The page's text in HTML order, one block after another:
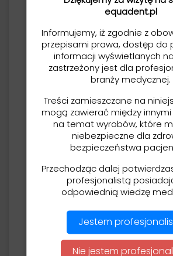
spowodowanego
Krzesło może być także
lub małe kółka - lecz
wskazane).
Możliwość
dopasowania
Krzesło posiada
najlepszej jakości
tapicerowane siedzisko,
plecy oraz zagłówek.
Istnieje wygodna
zagłówka oraz
pozwala na
Szeroki wachlarz
(kolorystyka według
Materiał z którego
Wyposażone w
wieszak na fartuch za
Czas oczekiwania od 2
equadent.pl
Informujemy, iż zgodnie z
przepisami prawa, dostęp do
informacji wyświetlanych
zastrzeżony jest dla
branży medycznej.
Treści zamieszczane na
mogą zawierać między
na temat wyrobów, które
niebezpieczne dla
bezpieczeństwa
Przechodząc dalej
profesjonalistą
odpowiednią wiedzę
Jestem
Nie jestem